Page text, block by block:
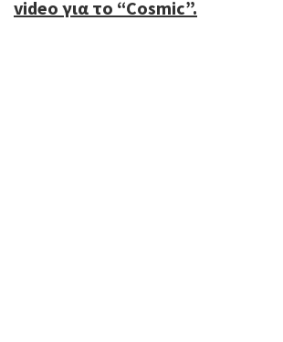
video για το “Cosmic”.